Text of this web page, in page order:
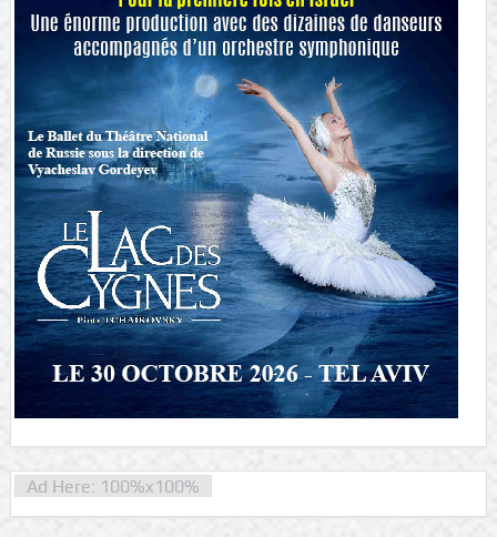
Ad Here: 100%x100%